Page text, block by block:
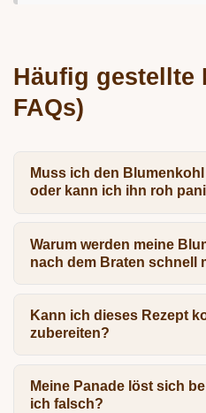
Häufig gestellte
FAQs)
Muss ich den
oder kann ich ihn roh
Warum werden meine
nach dem Braten schnell
Kann ich dieses Rezept
zubereiten?
Meine Panade löst sich
ich falsch?